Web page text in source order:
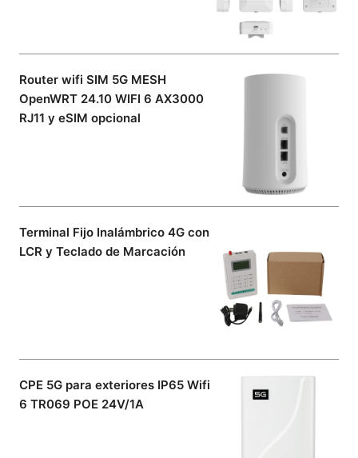
Router wifi SIM 5G MESH
OpenWRT 24.10 WIFI 6 AX3000
RJ11 y eSIM opcional
Terminal Fijo Inalámbrico 4G con
LCR y Teclado de Marcación
CPE 5G para exteriores IP65 Wifi
6 TR069 POE 24V/1A